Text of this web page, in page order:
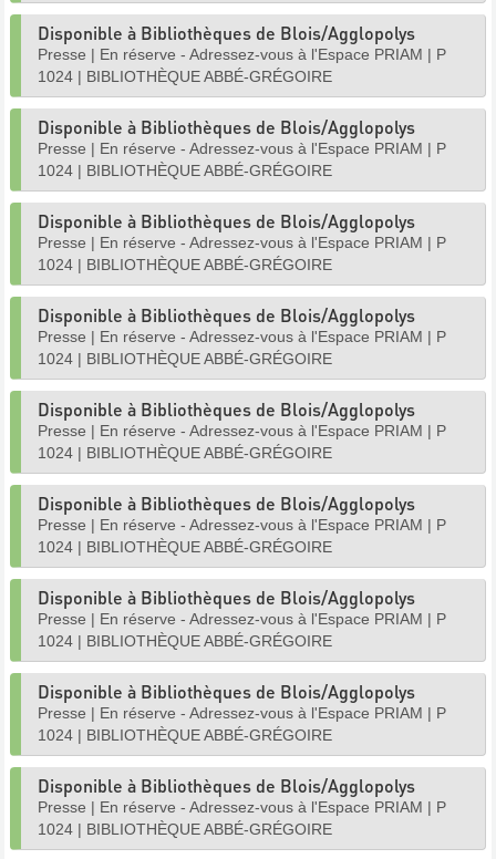
Disponible à Bibliothèques de Blois/Agglopolys
Presse | En réserve - Adressez-vous à l'Espace PRIAM | P
1024 | BIBLIOTHÈQUE ABBÉ-GRÉGOIRE
Disponible à Bibliothèques de Blois/Agglopolys
Presse | En réserve - Adressez-vous à l'Espace PRIAM | P
1024 | BIBLIOTHÈQUE ABBÉ-GRÉGOIRE
Disponible à Bibliothèques de Blois/Agglopolys
Presse | En réserve - Adressez-vous à l'Espace PRIAM | P
1024 | BIBLIOTHÈQUE ABBÉ-GRÉGOIRE
Disponible à Bibliothèques de Blois/Agglopolys
Presse | En réserve - Adressez-vous à l'Espace PRIAM | P
1024 | BIBLIOTHÈQUE ABBÉ-GRÉGOIRE
Disponible à Bibliothèques de Blois/Agglopolys
Presse | En réserve - Adressez-vous à l'Espace PRIAM | P
1024 | BIBLIOTHÈQUE ABBÉ-GRÉGOIRE
Disponible à Bibliothèques de Blois/Agglopolys
Presse | En réserve - Adressez-vous à l'Espace PRIAM | P
1024 | BIBLIOTHÈQUE ABBÉ-GRÉGOIRE
Disponible à Bibliothèques de Blois/Agglopolys
Presse | En réserve - Adressez-vous à l'Espace PRIAM | P
1024 | BIBLIOTHÈQUE ABBÉ-GRÉGOIRE
Disponible à Bibliothèques de Blois/Agglopolys
Presse | En réserve - Adressez-vous à l'Espace PRIAM | P
1024 | BIBLIOTHÈQUE ABBÉ-GRÉGOIRE
Disponible à Bibliothèques de Blois/Agglopolys
Presse | En réserve - Adressez-vous à l'Espace PRIAM | P
1024 | BIBLIOTHÈQUE ABBÉ-GRÉGOIRE